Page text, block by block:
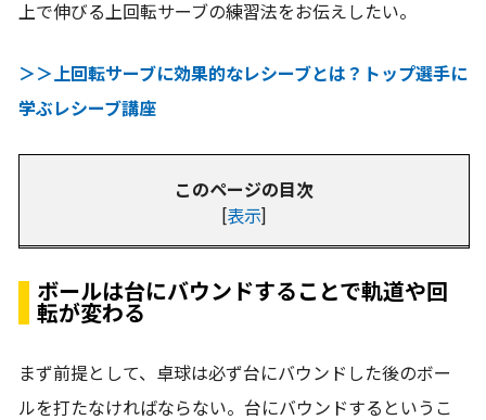
上で伸びる上回転サーブの練習法をお伝えしたい。
＞＞上回転サーブに効果的なレシーブとは？トップ選手に
学ぶレシーブ講座
このページの目次
表示
ボールは台にバウンドすることで軌道や回
転が変わる
まず前提として、卓球は必ず台にバウンドした後のボー
ルを打たなければならない。台にバウンドするというこ